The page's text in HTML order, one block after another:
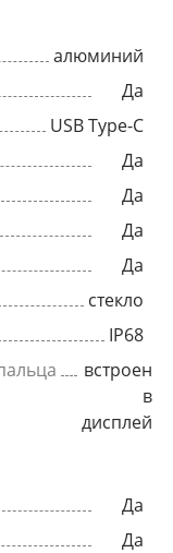
алюминий
Да
USB Type-C
Да
Да
Да
Да
стекло
IP68
встроен
в
дисплей
Да
Да